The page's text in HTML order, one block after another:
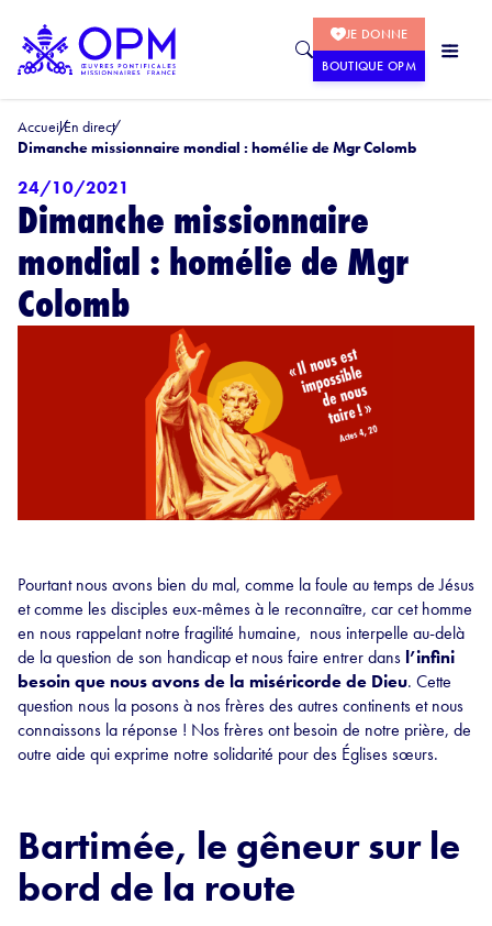
JE DONNE
BOUTIQUE OPM
AccueilEn direct
Dimanche missionnaire mondial : homélie de Mgr Colomb
24/10/2021
Dimanche missionnaire
mondial : homélie de Mgr
Colomb
Pourtant nous avons bien du mal, comme la foule au temps de Jésus
et comme les disciples eux-mêmes à le reconnaître, car cet homme
en nous rappelant notre fragilité humaine, nous interpelle au-delà
de la question de son handicap et nous faire entrer dans l’infini
besoin que nous avons de la miséricorde de Dieu. Cette
question nous la posons à nos frères des autres continents et nous
connaissons la réponse ! Nos frères ont besoin de notre prière, de
outre aide qui exprime notre solidarité pour des Églises sœurs.
Bartimée, le gêneur sur le
bord de la route